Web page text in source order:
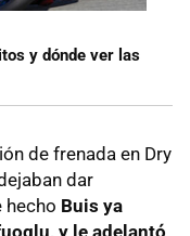
y dónde ver las
de frenada en Dry
dar
hecho Buis ya
y le adelantó